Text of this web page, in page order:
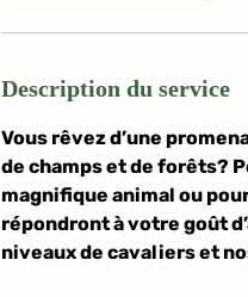
i
a
b
l
e
Description du service
Vous rêvez d’une
de champs et de forêts?
magnifique animal ou
répondront à votre goût
niveaux de cavaliers et